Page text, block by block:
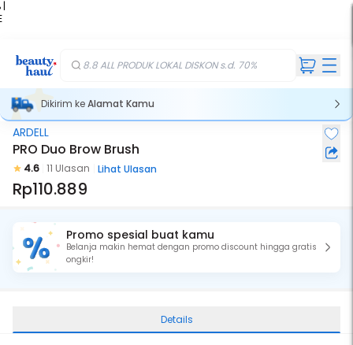
|
8.8 ALL PRODUK LOKAL DISKON s.d. 70%
Dikirim keAlamat Kamu
ARDELL
PRO Duo Brow Brush
4.6 11 Ulasan Lihat Ulasan
Rp110.889
Promo spesial buat kamu
Belanja makin hemat dengan promo discount hingga gratis
ongkir!
Details